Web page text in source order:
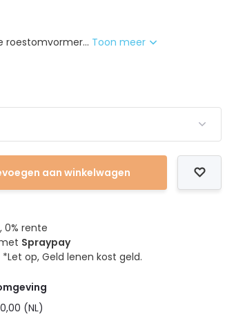
roestomvormer... Toon meer
aan winkelwagen
, 0% rente
Spraypay
op, Geld lenen kost geld.
(NL)